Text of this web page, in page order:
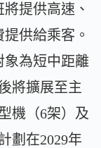
提供高速、
供給乘客。
象為短中距離
將擴展至主
機（6架）及
劃在2029年